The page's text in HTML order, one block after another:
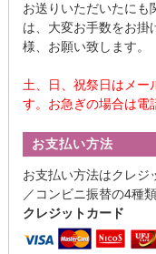
お送りいただいたにも
は、大変お手数をお掛
様、お願い致します。
土、日、祝祭日はメー
す。お急ぎの場合は電
お支払い方法
お支払い方法はクレジ
／コンビニ振替の4種
クレジットカード